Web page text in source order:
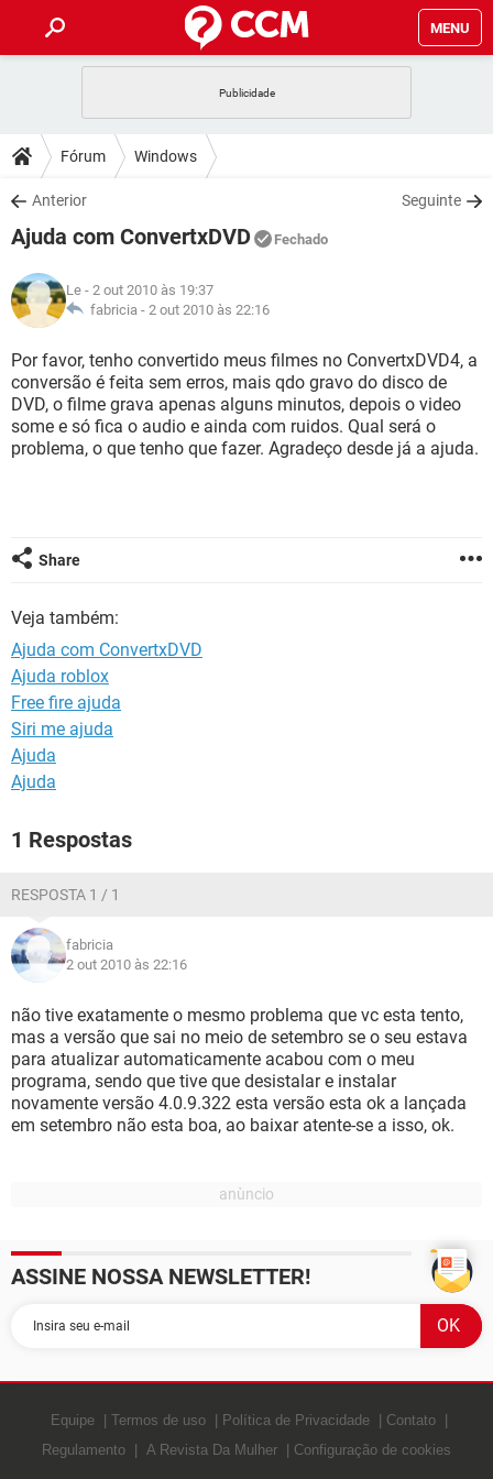
MENU
CELULAR
OUTLOOK
INSTAGRAM GMAIL
GUIA DE COMPRAS
DICAS
JOGOS
INSTAGRAM
GUIA DE COMPRAS
DOWNLOADS
JOGOS WHATSAPP
CELULAR
OUTLOOK EXCEL
INSTAGRAM GMAIL
GUIA DE COMPRAS
FÓRUM
JOGOS
CELULAR
OUTLOOK EXCEL
INSTAGRAM GMAIL
GUIA DE COMPRAS
GLOSSÁRIO
JOGOS WHATSAPP
CELULAR FACEBOOK
OUTLOOK EXCEL
GMAIL
Fórum Windows
Anterior Seguinte
Ajuda com ConvertxDVD Fechado
Le - 2 out 2010 às 19:37
fabricia - 2 out 2010 às 22:16
Por favor, tenho convertido meus filmes no ConvertxDVD4, a
conversão é feita sem erros, mais qdo gravo do disco de
DVD, o filme grava apenas alguns minutos, depois o video
some e só fica o audio e ainda com ruidos. Qual será o
problema, o que tenho que fazer. Agradeço desde já a ajuda.
Share
Veja também:
Ajuda com ConvertxDVD
Ajuda roblox
Free fire ajuda
Siri me ajuda
Ajuda
Ajuda
1 Respostas
RESPOSTA 1 / 1
fabricia
2 out 2010 às 22:16
não tive exatamente o mesmo problema que vc esta tento,
mas a versão que sai no meio de setembro se o seu estava
para atualizar automaticamente acabou com o meu
programa, sendo que tive que desistalar e instalar
novamente versão 4.0.9.322 esta versão esta ok a lançada
em setembro não esta boa, ao baixar atente-se a isso, ok.
ASSINE NOSSA NEWSLETTER!
Equipe Termos de uso Política de Privacidade
Contato
Regulamento
A Revista Da Mulher Configuração de cookies